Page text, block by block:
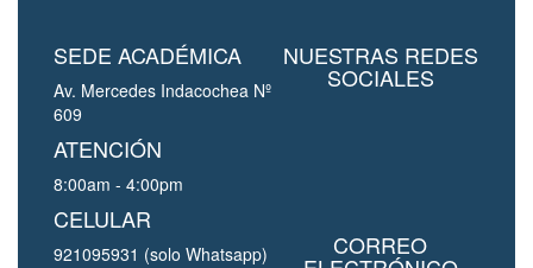
SEDE ACADÉMICA
Av. Mercedes Indacochea Nº
609
ATENCIÓN
8:00am - 4:00pm
CELULAR
921095931 (solo Whatsapp)
NUESTRAS REDES
SOCIALES
CORREO